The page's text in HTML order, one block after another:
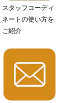
スタッフコーディ
ネートの使い方を
ご紹介